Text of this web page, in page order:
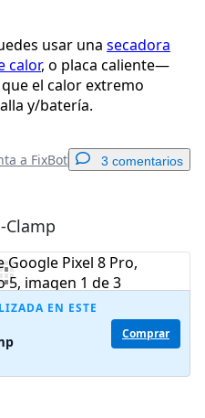
usar una secadora
calor, o placa caliente—
el calor extremo
y/batería.
a FixBot 3 comentarios
comentario
Publicar comentario
Clamp
EN ESTE
Comprar